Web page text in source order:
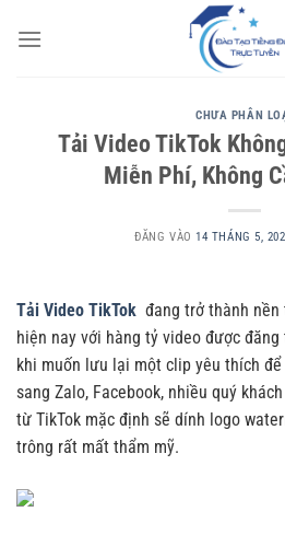
qua
CHƯA PHÂN
Tải Video TikTok
Miễn Phí, Không
ĐĂNG VÀO14 THÁNG 5,
Tải Video TikTok đang trở thành
hiện nay với hàng tỷ video được
khi muốn lưu lại một clip yêu thích
sang Zalo, Facebook, nhiều quý
từ TikTok mặc định sẽ dính logo
trông rất mất thẩm mỹ.